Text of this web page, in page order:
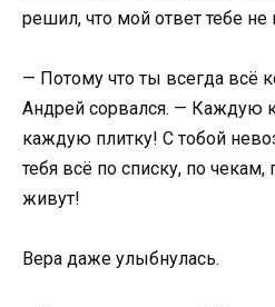
решил, что мой ответ тебе не
— Потому что ты всегда всё
Андрей сорвался. — Каждую
каждую плитку! С тобой
тебя всё по списку, по
живут!
Вера даже улыбнулась.